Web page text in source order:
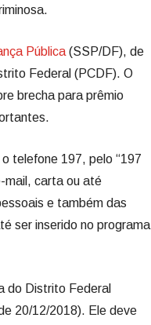
Pública (SSP/DF), de
Federal (PCDF). O
brecha para prêmio
telefone 197, pelo “197
mail, carta ou até
e também das
ser inserido no programa
do Distrito Federal
20/12/2018). Ele deve